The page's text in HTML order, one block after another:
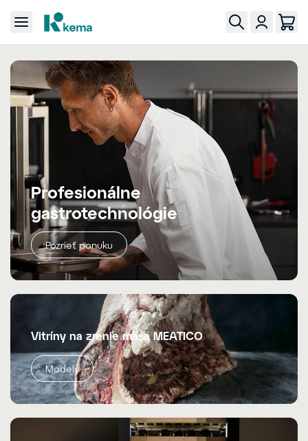
Profesionálne
gastrotechnológie
Pozrieť ponuku
Vitríny na zrenie mäsa MEATICO
Modely